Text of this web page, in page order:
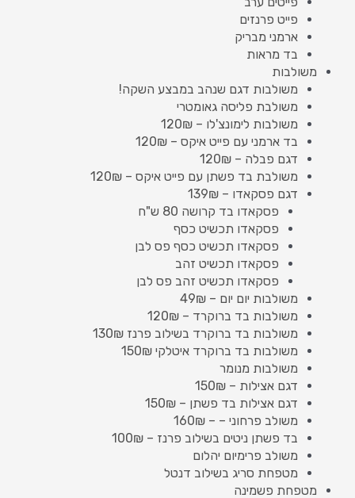
פייט פרנזים
ארמני מבריק
בד מראות
משולבות
משולבות דגם שנהב במבצע השקה!
משולבת פליסה גאומטרי
משולבות לימונצ'לו – 120₪
בד ארמני עם פייט איקס – 120₪
דגם פבלה – 120₪
משולבת בד פשתן עם פייט איקס – 120₪
דגם פסקאדו – 139₪
פסקאדו בד קרושה 80 ש"ח
פסקאדו תכשיט כסף
פסקאדו תכשיט כסף פס לבן
פסקאדו תכשיט זהב
פסקאדו תכשיט זהב פס לבן
משולבות יום יום – 49₪
משולבות בד ברוקרד – 120₪
משולבות בד ברוקרד בשילוב פרנז 130₪
משולבות בד ברוקרד איטלקי 150₪
משולבות מנומר
דגם אצילות – 150₪
דגם אצילות בד פשתן – 150₪
משולב פרחוני – – 160₪
בד פשתן ניטים בשילוב פרנז – 100₪
משולב פרימיום יהלום
מטפחת סריג בשילוב דנטל
מטפחת פשמינה